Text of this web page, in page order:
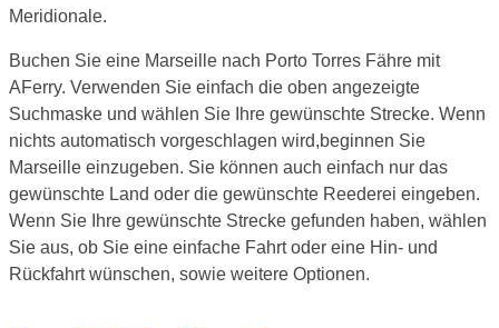
Meridionale.
Buchen Sie eine Marseille nach Porto Torres Fähre mit
AFerry. Verwenden Sie einfach die oben angezeigte
Suchmaske und wählen Sie Ihre gewünschte Strecke. Wenn
nichts automatisch vorgeschlagen wird,beginnen Sie
Marseille einzugeben. Sie können auch einfach nur das
gewünschte Land oder die gewünschte Reederei eingeben.
Wenn Sie Ihre gewünschte Strecke gefunden haben, wählen
Sie aus, ob Sie eine einfache Fahrt oder eine Hin- und
Rückfahrt wünschen, sowie weitere Optionen.